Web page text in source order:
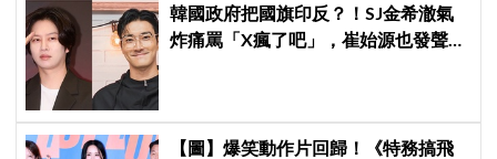
韓國政府把國旗印反？！SJ金希澈氣
炸痛罵「X瘋了吧」，崔始源也發聲挺
【圖】爆笑動作片回歸！《特務搞飛